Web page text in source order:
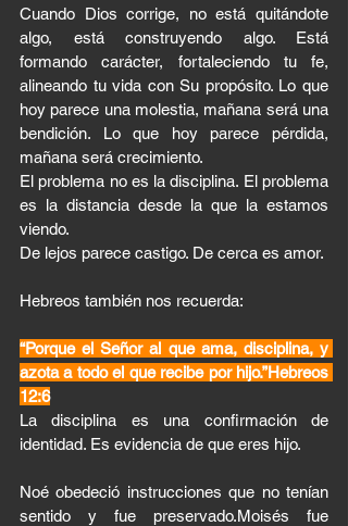
Cuando Dios corrige, no está quitándote
algo, está construyendo algo. Está
formando carácter, fortaleciendo tu fe,
alineando tu vida con Su propósito. Lo que
hoy parece una molestia, mañana será una
bendición. Lo que hoy parece pérdida,
mañana será crecimiento.
El problema no es la disciplina. El problema
es la distancia desde la que la estamos
viendo.
De lejos parece castigo. De cerca es amor.
Hebreos también nos recuerda:
“Porque el Señor al que ama, disciplina, y
azota a todo el que recibe por hijo.”Hebreos
12:6
La disciplina es una confirmación de
identidad. Es evidencia de que eres hijo.
Noé obedeció instrucciones que no tenían
sentido y fue preservado.Moisés fue